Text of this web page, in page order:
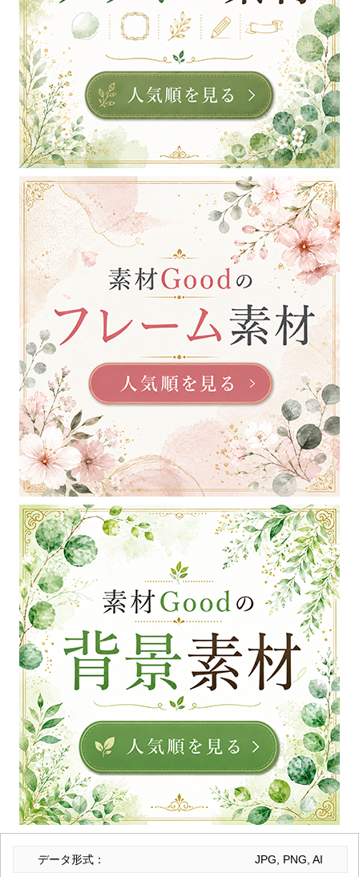
データ形式： JPG, PNG, AI